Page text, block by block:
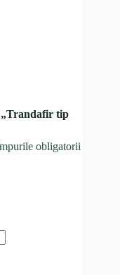
„Trandafir tip
obligatorii